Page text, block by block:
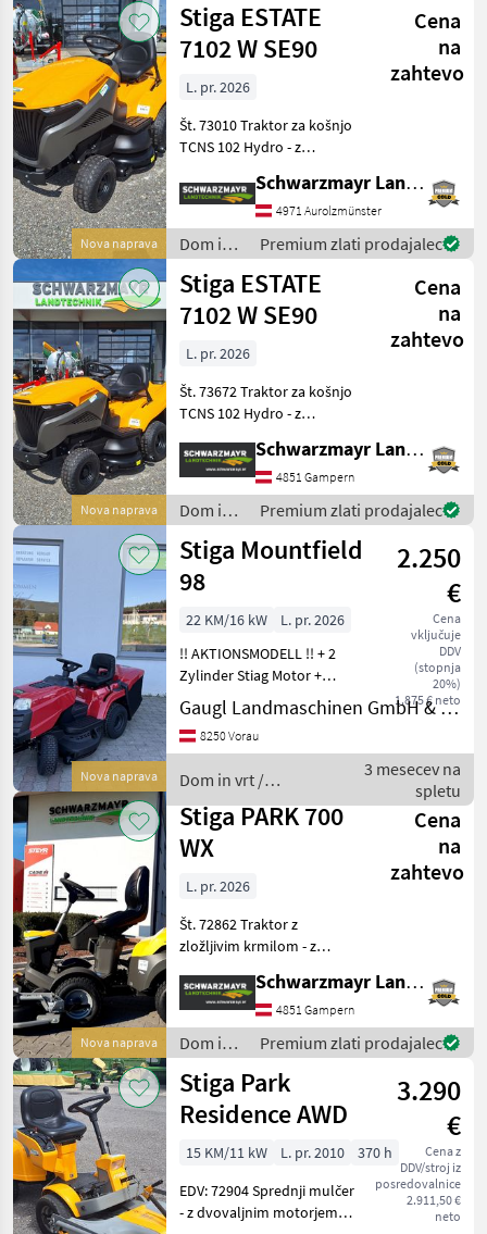
Stiga
Nova naprava
Stiga ESTATE
7102 W SE90
Cena
na
zahtevo
L. pr. 2026
Št. 73010 Traktor za košnjo
TCNS 102 Hydro - z
TWIN - z delovno
prostornino 586 cm³ - z 2
valji - s širino košnje 102 cm
- z kosilnim agregat
Schwarzmayr Landtechnik GmbH - Aurolzmünster
4971 Aurolzmünster
Dom in
vrt /
Stiga
Premium zlati prodajalec
Nova naprava
Stiga ESTATE
7102 W SE90
Cena
na
zahtevo
L. pr. 2026
Št. 73672 Traktor za košnjo
TCNS 102 Hydro - z
TWIN - z delovno
prostornino 586 cm³ - z 2
valji - s širino košnje 102 cm
- z kosilnim agregato
Schwarzmayr Landtechnik GmbH - Gampern
4851 Gampern
Dom in
vrt /
Stiga
Premium zlati prodajalec
Nova naprava
Stiga Mountfield
98
2.250
€
Cena
vključuje
DDV
(stopnja
20%)
1.875 € neto
22 KM/16 kW
L. pr. 2026
!! AKTIONSMODELL !! + 2
Zylinder Stiag Motor +
elektrische
Messerkupplung +
Hydrogetriebe !! Ab mitte
hidrostatsko, Razsvetljava:
LED, Pogon:
Gaugl Landmaschinen GmbH & Co KG
8250 Vorau
Dom in vrt /
Stiga
3 mesecev na
spletu
Nova naprava
Stiga PARK 700
WX
Cena
na
zahtevo
L. pr. 2026
Št. 72862 Traktor z
zložljivim krmilom - z
motorjem Honda ST 650
Twin Motor - s prostornino
635 cm³ - z ročnim
dvigovanjem priključkov - z
Schwarzmayr Landtechnik GmbH - Gampern
4851 Gampern
Dom in
vrt /
Stiga
Premium zlati prodajalec
Stiga Park
Residence AWD
3.290
€
Cena z
DDV/stroj iz
posredovalnice
2.911,50 €
neto
15 KM/11 kW L. pr. 2010
370 h
EDV: 72904 Sprednji mulčer
- z dvovaljnim motorjem